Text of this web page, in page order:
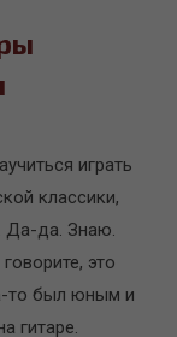
играть
классики,
Да-да. Знаю.
это
то был юным и
гитаре.